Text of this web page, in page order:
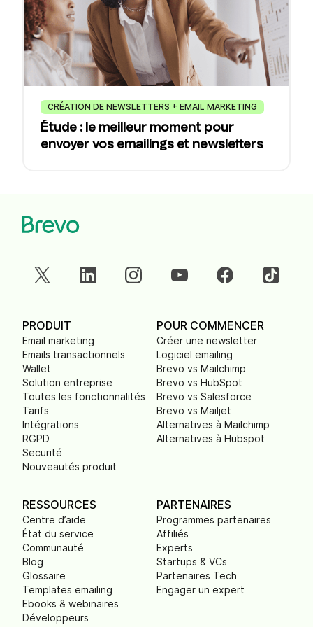
CRÉATION DE NEWSLETTERS + EMAIL MARKETING
Étude : le meilleur moment pour
envoyer vos emailings et newsletters
PRODUIT
Email marketing
Emails transactionnels
Wallet
Solution entreprise
Toutes les fonctionnalités
Tarifs
Intégrations
RGPD
Securité
Nouveautés produit
POUR COMMENCER
Créer une newsletter
Logiciel emailing
Brevo vs Mailchimp
Brevo vs HubSpot
Brevo vs Salesforce
Brevo vs Mailjet
Alternatives à Mailchimp
Alternatives à Hubspot
RESSOURCES
Centre d’aide
État du service
Communauté
Blog
Glossaire
Templates emailing
Ebooks & webinaires
Développeurs
PARTENAIRES
Programmes partenaires
Affiliés
Experts
Startups & VCs
Partenaires Tech
Engager un expert